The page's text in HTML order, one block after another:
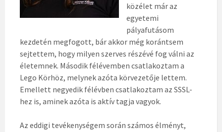
közélet már az
egyetemi
pályafutásom
kezdetén megfogott, bár akkor még korántsem
sejtettem, hogy milyen szerves részévé fog válni az
életemnek. Második félévemben csatlakoztam a
Lego Körhöz, melynek azóta körvezetője lettem.
Emellett negyedik félévben csatlakoztam az SSSL-
hez is, aminek azóta is aktív tagja vagyok.
Az eddigi tevékenységem során számos élményt,